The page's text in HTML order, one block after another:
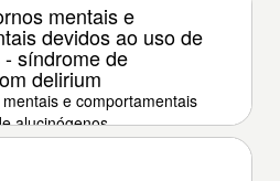
mentais e
devidos ao uso de
síndrome de
delirium
e comportamentais
alucinógenos